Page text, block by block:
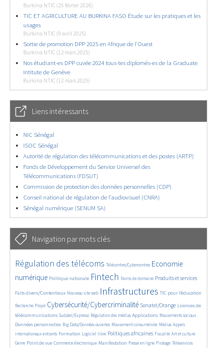
Burkina NTIC (25 février 2026)
TIC ET AGRICULTURE AU BURKINA FASO Étude sur les pratiques et les
usages
Burkina NTIC (9 avril 2025)
Sortie de promotion DPP 2025 en Afrique de l’Ouest
Burkina NTIC (12 mars 2025)
Nos étudiant-es DPP cuvée 2024 tous-tes diplomés-es de la Graduate
Intitute de Genève
Burkina NTIC (12 mars 2025)
Liens intéressants
NIC Sénégal
ISOC Sénégal
Autorité de régulation des télécommunications et des postes (ARTP)
Fonds de Développement du Service Universel des
Télécommunications (FDSUT)
Commission de protection des données personnelles (CDP)
Conseil national de régulation de l’audiovisuel (CNRA)
Sénégal numérique (SENUM SA)
Navigation par mots clés
4630/5621
Régulation des télécoms
362/5621 Télécentres/Cybercentres
3711/5621
Economie
numérique
1846/5621 Politique nationale
5148/5621 Fintech
674/5621 Noms de domaine
2355/5621 Produits et services
1562/5621
Faits divers/Contentieux Nouveau site web Infrastructures TIC pour l’éducation
Recherche
248/5621Projet
3583/5621 Cybersécurité/Cybercriminalité
2297/5621 Sonatel/Orange
1617/5621
Licences de
télécommunications
292/5621 Sudatel/Expresso
1018/5621 Régulation des médias
1505/5621 Applications
1195/5621 Mouvements sociaux
1668/5621
Données personnelles
143/5621 Big Data/Données ouvertes
623/5621 Mouvement consumériste
367/5621 Médias
697/5621
Appels
internationaux entrants
1741/5621 Formation
98/5621 Logiciel libre
2451/5621 Politiques africaines
1080/5621 Fiscalité
178/5621 Art et culture
603/5621
Genre
1856/5621Point de vue
1046/5621 Commerce électronique
1531/5621 Manifestation
343/5621 Presse en ligne
130/5621 Piratage
206/5621 Téléservices
1165/5621